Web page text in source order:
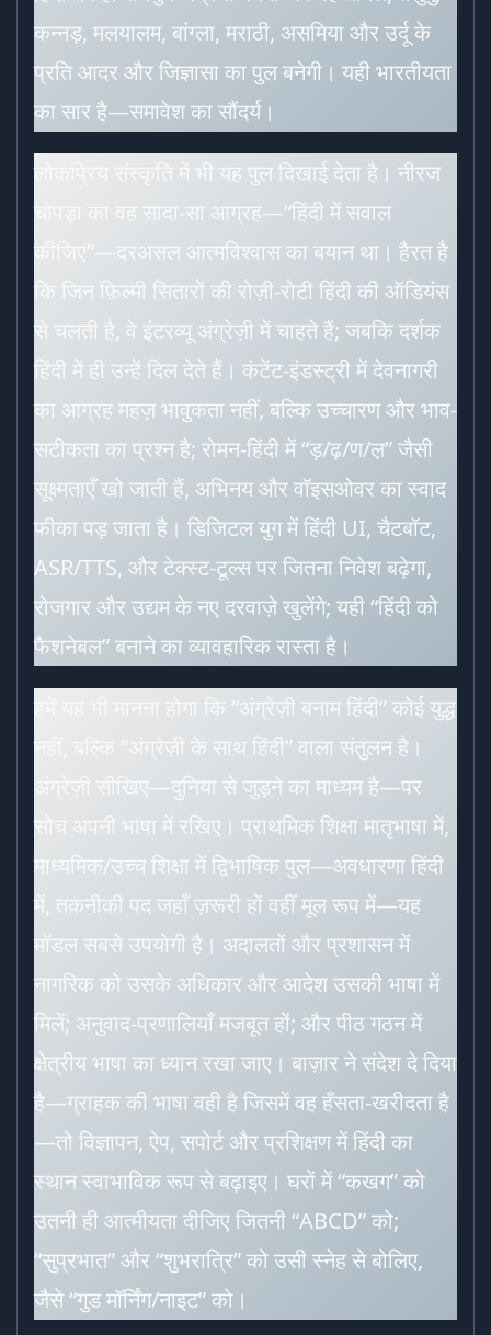
कन्नड़, मलयालम, बांग्ला, मराठी, असमिया और उर्दू के
प्रति आदर और जिज्ञासा का पुल बनेगी। यही भारतीयता
का सार है—समावेश का सौंदर्य।
लोकप्रिय संस्कृति में भी यह पुल दिखाई देता है। नीरज
चोपड़ा का वह सादा-सा आग्रह—“हिंदी में सवाल
कीजिए”—दरअसल आत्मविश्वास का बयान था। हैरत है
कि जिन फ़िल्मी सितारों की रोज़ी-रोटी हिंदी की ऑडियंस
से चलती है, वे इंटरव्यू अंग्रेज़ी में चाहते हैं; जबकि दर्शक
हिंदी में ही उन्हें दिल देते हैं। कंटेंट-इंडस्ट्री में देवनागरी
का आग्रह महज़ भावुकता नहीं, बल्कि उच्चारण और भाव-
सटीकता का प्रश्न है; रोमन-हिंदी में “ड़/ढ़/ण/ल़” जैसी
सूक्ष्मताएँ खो जाती हैं, अभिनय और वॉइसओवर का स्वाद
फीका पड़ जाता है। डिजिटल युग में हिंदी UI, चैटबॉट,
ASR/TTS, और टेक्स्ट-टूल्स पर जितना निवेश बढ़ेगा,
रोजगार और उद्यम के नए दरवाज़े खुलेंगे; यही “हिंदी को
फैशनेबल” बनाने का व्यावहारिक रास्ता है।
हमें यह भी मानना होगा कि “अंग्रेज़ी बनाम हिंदी” कोई युद्ध
नहीं, बल्कि “अंग्रेज़ी के साथ हिंदी” वाला संतुलन है।
अंग्रेज़ी सीखिए—दुनिया से जुड़ने का माध्यम है—पर
सोच अपनी भाषा में रखिए। प्राथमिक शिक्षा मातृभाषा में,
माध्यमिक/उच्च शिक्षा में द्विभाषिक पुल—अवधारणा हिंदी
में, तकनीकी पद जहाँ ज़रूरी हों वहीं मूल रूप में—यह
मॉडल सबसे उपयोगी है। अदालतों और प्रशासन में
नागरिक को उसके अधिकार और आदेश उसकी भाषा में
मिलें; अनुवाद-प्रणालियाँ मजबूत हों; और पीठ गठन में
क्षेत्रीय भाषा का ध्यान रखा जाए। बाज़ार ने संदेश दे दिया
है—ग्राहक की भाषा वही है जिसमें वह हँसता-खरीदता है
—तो विज्ञापन, ऐप, सपोर्ट और प्रशिक्षण में हिंदी का
स्थान स्वाभाविक रूप से बढ़ाइए। घरों में “कखग” को
उतनी ही आत्मीयता दीजिए जितनी “ABCD” को;
“सुप्रभात” और “शुभरात्रि” को उसी स्नेह से बोलिए,
जैसे “गुड मॉर्निंग/नाइट” को।